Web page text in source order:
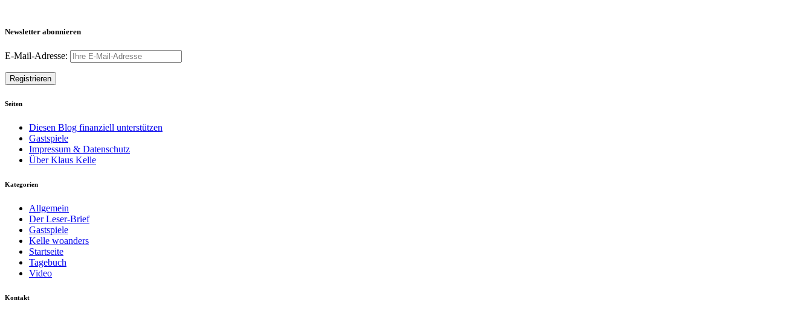
Newsletter abonnieren
E-Mail-Adresse:
Seiten
Diesen Blog finanziell unterstützen
Gastspiele
Impressum & Datenschutz
Über Klaus Kelle
Kategorien
Allgemein
Der Leser-Brief
Gastspiele
Kelle woanders
Startseite
Tagebuch
Video
Kontakt